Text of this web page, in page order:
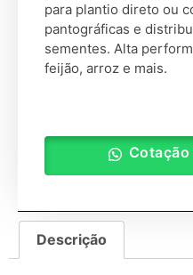
para plantio direto ou
pantográficas e
sementes. Alta
feijão, arroz e mais.
Descrição